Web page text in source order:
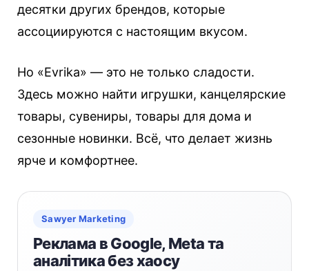
десятки других брендов, которые
ассоциируются с настоящим вкусом.
Но «Evrika» — это не только сладости.
Здесь можно найти игрушки, канцелярские
товары, сувениры, товары для дома и
сезонные новинки. Всё, что делает жизнь
ярче и комфортнее.
Sawyer Marketing
Реклама в Google, Meta та
аналітика без хаосу